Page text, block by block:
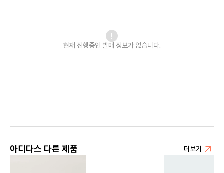
현재 진행중인 발매 정보가 없습니다.
아디다스 다른 제품 더보기